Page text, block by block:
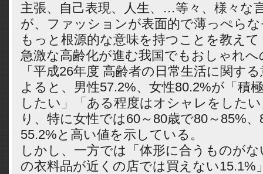
主張、自己表現、人生、…等々、様々な
が、ファッションが表面的で薄っぺら
もっと根源的な意味を持つことを教え
急激な高齢化が進む我国でもおしゃれ
「平成26年度 高齢者の日常生活に関す
よると、男性57.2%、女性80.2%が「積
したい」「ある程度はオシャレをした
り、特に女性では60～80歳で80～85%
55.2%と高い値を示している。
しかし、一方では「体形に合うものが
の衣料品が近くの店では買えない15.1%